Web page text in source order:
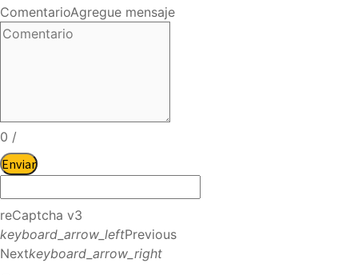
ComentarioAgregue mensaje
0 /
Enviar
reCaptcha v3
keyboard_arrow_leftPrevious
Nextkeyboard_arrow_right